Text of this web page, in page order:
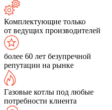
Комплектующие только
от ведущих производителей
более 60 лет безупречной
репутации на рынке
Газовые котлы под любые
потребности клиента